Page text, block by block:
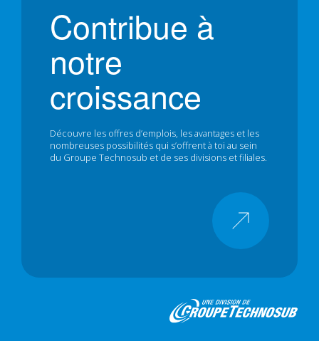
Contribue à
notre
croissance
Découvre les offres d’emplois, les avantages et les
nombreuses possibilités qui s’offrent à toi au sein
du Groupe Technosub et de ses divisions et filiales.